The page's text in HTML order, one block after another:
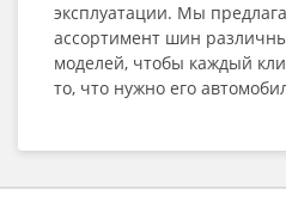
эксплуатации. Мы
ассортимент шин
моделей, чтобы каждый
то, что нужно его